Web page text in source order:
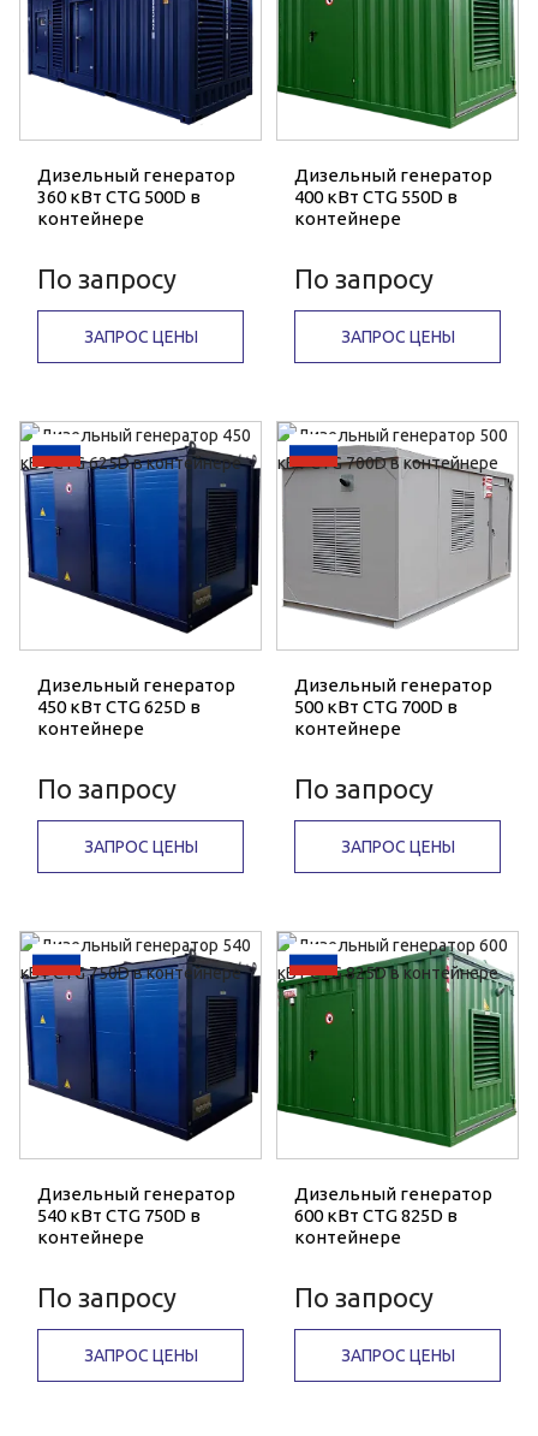
Дизельный генератор
360 кВт CTG 500D в
контейнере
По запросу
ЗАПРОС ЦЕНЫ
Дизельный генератор
400 кВт CTG 550D в
контейнере
По запросу
ЗАПРОС ЦЕНЫ
Дизельный генератор
450 кВт CTG 625D в
контейнере
По запросу
ЗАПРОС ЦЕНЫ
Дизельный генератор
500 кВт CTG 700D в
контейнере
По запросу
ЗАПРОС ЦЕНЫ
Дизельный генератор
540 кВт CTG 750D в
контейнере
По запросу
ЗАПРОС ЦЕНЫ
Дизельный генератор
600 кВт CTG 825D в
контейнере
По запросу
ЗАПРОС ЦЕНЫ